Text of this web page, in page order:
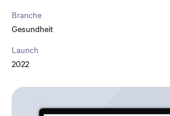
Branche
Gesundheit
Launch
2022